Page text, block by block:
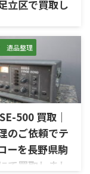
です。 McIntosh
250W×2chの出力
ャンネルパワーア
社らしいブルーのパ
ー、ガラスフロント
、Power
Monitorなどを
ルです。査定では、
...
立区で買取し
区で、McIntoshの
ルアンプ「C712」
させていただきま
のお品物は、
しいガラスパネル
リモート操作機能
ソリッドステート
ロールアンプで、左
ルの音出し、入力
ューム、トーンコン
MMフォノ入力、バ
遺品整理
500 買取｜
のご依頼でテ
ーを長野県駒
て買取しまし